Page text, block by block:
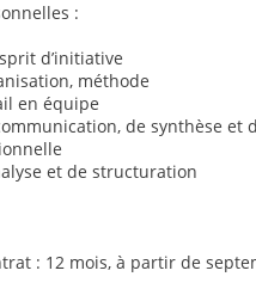
:
d’initiative
méthode
en équipe
de synthèse et
et de structuration
: 12 mois, à partir de